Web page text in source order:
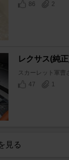
86
2
レクサス(純
スカーレット軍曹
47
1
見る